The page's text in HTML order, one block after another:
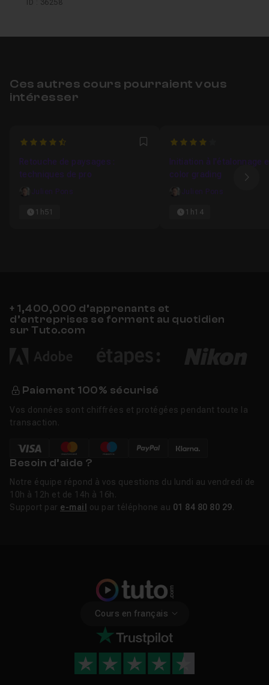
ID : 36258
Ces autres cours pourraient vous
intéresser
4.6666666666667 Favori
Retouche de paysages :
techniques de pro
Julien Pons
1h51
4
Initiation à l'étalonnage
color grading
Julien Pons
1h14
+ 1,400,000 d’apprenants et
d’entreprises se forment au quotidien
sur Tuto.com
Paiement 100% sécurisé
Vos données sont chiffrées et protégées pendant toute la
transaction.
Besoin d’aide ?
Notre équipe répond à vos questions du lundi au vendredi de
10h à 12h et de 14h à 16h.
Support par e-mail ou par téléphone au 01 84 80 80 29
Cours en français